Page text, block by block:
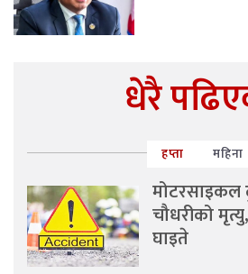
धेरै
हप्ता महिना
मोटरसाइकल
चौधरीको
घाइते